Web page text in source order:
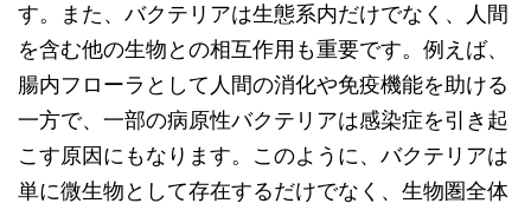
す。また、バクテリアは生態系内だけでなく、人間
を含む他の生物との相互作用も重要です。例えば、
腸内フローラとして人間の消化や免疫機能を助ける
一方で、一部の病原性バクテリアは感染症を引き起
こす原因にもなります。このように、バクテリアは
単に微生物として存在するだけでなく、生物圏全体